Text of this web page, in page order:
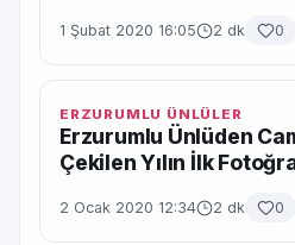
1 Şubat 2020 16:05 2 dk 0
ERZURUMLU ÜNLÜLER
Erzurumlu Ünlüden
Çekilen Yılın İlk
2 Ocak 2020 12:34 2 dk 0